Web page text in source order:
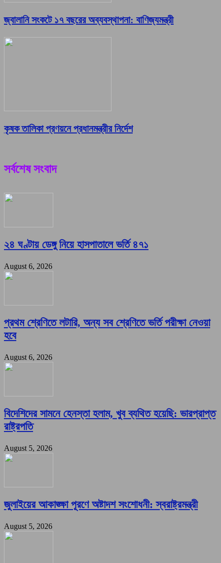
জ্বালানি সংকটে ১৭ বছরের অব্যবস্থাপনা: বাণিজ্যমন্ত্রী
কৃষক তালিকা প্রণয়নে প্রধানমন্ত্রীর নির্দেশ
সর্বশেষ সংবাদ
২৪ ঘণ্টায় ডেঙ্গু নিয়ে হাসপাতালে ভর্তি ৪৭১
August 6, 2026
প্রথম শ্রেণিতে লটারি, অন্য সব শ্রেণিতে ভর্তি পরীক্ষা নেওয়া
হবে
August 6, 2026
বিদেশিদের সামনে হেনস্তা হলাম, খুব ব্যথিত হয়েছি: ভারপ্রাপ্ত
রাষ্ট্রপতি
August 5, 2026
জুলাইয়ের আকাঙ্ক্ষা পূরণে অষ্টাদশ সংশোধনী: স্বরাষ্ট্রমন্ত্রী
August 5, 2026